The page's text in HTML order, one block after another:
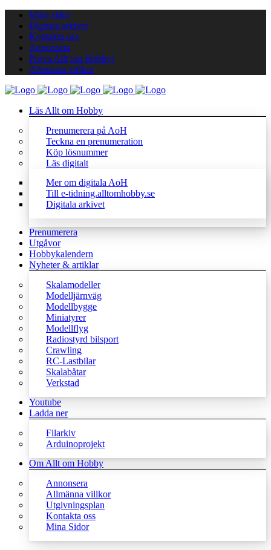
Mina sidor
Digitala arkivet
Kontakta oss
Annonsera
Prova Allt om Hobby!
Allmänna villkor
Läs Allt om Hobby
Prenumerera på AoH
Teckna en prenumeration
Köp lösnummer
Läs digitalt
Mer om digitala AoH
Till e-tidning.alltomhobby.se
Digitala arkivet
Prenumerera
Utgåvor
Hobbykalendern
Nyheter & artiklar
Skalamodeller
Modelljärnväg
Modellbygge
Miniatyrer
Modellflyg
Radiostyrd bilsport
Crawling
RC-Lastbilar
Skalabåtar
Verkstad
Youtube
Ladda ner
Filarkiv
Arduinoprojekt
Om Allt om Hobby
Annonsera
Allmänna villkor
Utgivningsplan
Kontakta oss
Mina Sidor